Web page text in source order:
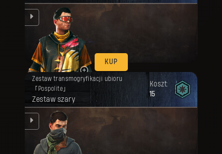
KUP
Zestaw transmogryfikacji ubioru
Pospolite
Zestaw szary
Koszt:
15
Twoja nagroda została odblokowana.